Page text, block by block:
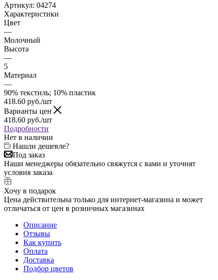
Артикул: 04274
Характеристики
Цвет
—
Молочный
Высота
—
5
Материал
—
90% текстиль; 10% пластик
418.60 руб./шт
Варианты цен
418.60 руб./шт
Подробности
Нет в наличии
Нашли дешевле?
Под заказ
Наши менеджеры обязательно свяжутся с вами и уточнят
условия заказа
Хочу в подарок
Цена действительна только для интернет-магазина и может
отличаться от цен в розничных магазинах
Описание
Отзывы
Как купить
Оплата
Доставка
Подбор цветов